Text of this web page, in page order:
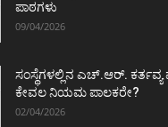
ಪಾಠಗಳು
09/04/2026
ಸಂಸ್ಥೆಗಳಲ್ಲಿನ ಎಚ್.ಆರ್. ಕರ್ತವ್ಯ
ಕೇವಲ ನಿಯಮ ಪಾಲಕರೇ?
02/04/2026